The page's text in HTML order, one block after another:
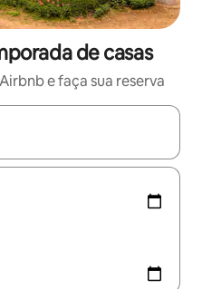
de casas
e faça sua reserva
disponíveis, explore-os